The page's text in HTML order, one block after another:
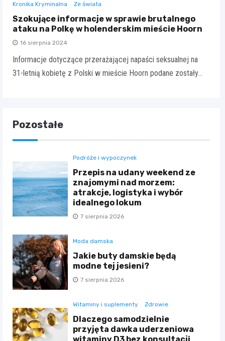
Kronika Kryminalna Ze świata
Szokujące informacje w sprawie brutalnego
ataku na Polkę w holenderskim mieście Hoorn
16 sierpnia 2024
Informacje dotyczące przerażającej napaści seksualnej na
31-letnią kobietę z Polski w mieście Hoorn podane zostały…
Pozostałe
Podróże i wypoczynek
Przepis na udany weekend ze
znajomymi nad morzem:
atrakcje, logistyka i wybór
idealnego lokum
7 sierpnia 2026
Moda damska
Jakie buty damskie będą
modne tej jesieni?
7 sierpnia 2026
Witaminy i suplementy Zdrowie
Dlaczego samodzielnie
przyjęta dawka uderzeniowa